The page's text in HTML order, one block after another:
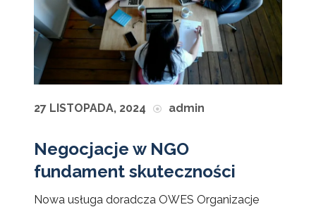
27 LISTOPADA, 2024 admin
Negocjacje w NGO
fundament skuteczności
Nowa usługa doradcza OWES Organizacje